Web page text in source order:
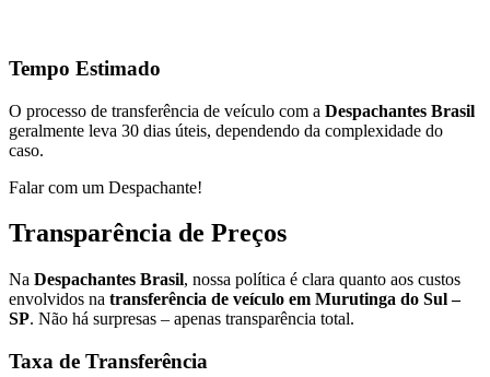
Tempo Estimado
O processo de transferência de veículo com a Despachantes Brasil
geralmente leva 30 dias úteis, dependendo da complexidade do
caso.
Falar com um Despachante!
Transparência de Preços
Na Despachantes Brasil, nossa política é clara quanto aos custos
envolvidos na transferência de veículo em Murutinga do Sul –
SP. Não há surpresas – apenas transparência total.
Taxa de Transferência